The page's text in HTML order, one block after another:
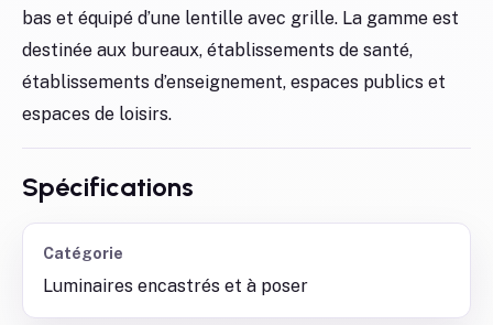
bas et équipé d’une lentille avec grille. La gamme est
destinée aux bureaux, établissements de santé,
établissements d’enseignement, espaces publics et
espaces de loisirs.
Spécifications
Catégorie
Luminaires encastrés et à poser